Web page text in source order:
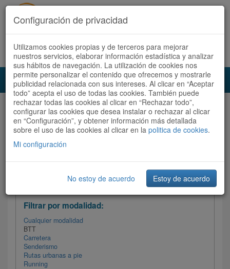
Acceder Registrate ahora Español | Català
Audioruta Todas las rutas
Todas las rutas Ordenar por:Más recientes
Filtrar las rutas
Filtrar por modalidad:
Cualquier modalidad
BTT
Carretera
Senderismo
Rutas urbanas a pie
Running
Configuración de privacidad
Utilizamos cookies propias y de terceros para mejorar
nuestros servicios, elaborar información estadística y analizar
sus hábitos de navegación. La utilización de cookies nos
permite personalizar el contenido que ofrecemos y mostrarle
publicidad relacionada con sus intereses. Al clicar en “Aceptar
todo” acepta el uso de todas las cookies. También puede
rechazar todas las cookies al clicar en “Rechazar todo”,
configurar las cookies que desea instalar o rechazar al clicar
en “Configuración”, y obtener información más detallada
sobre el uso de las cookies al clicar en la politica de cookies.
Mi configuración
No estoy de acuerdo Estoy de acuerdo